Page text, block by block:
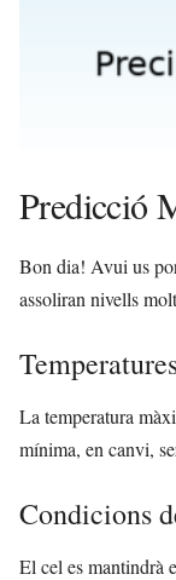
Predicció
Bon dia! Avui us
assoliran nivells
La temperatura
mínima, en canvi,
Condicions
El cel es mantindrà